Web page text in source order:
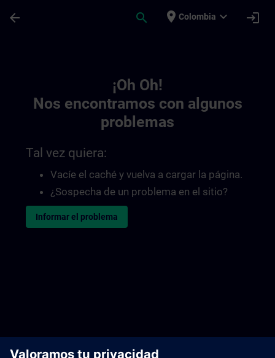
arrow_back search place Colombia expand_more login
¡Oh Oh!
Nos encontramos con algunos
problemas
Tal vez quiera:
Vacíe el caché y vuelva a cargar la página.
¿Sospecha de un problema en el sitio?
Informar el problema